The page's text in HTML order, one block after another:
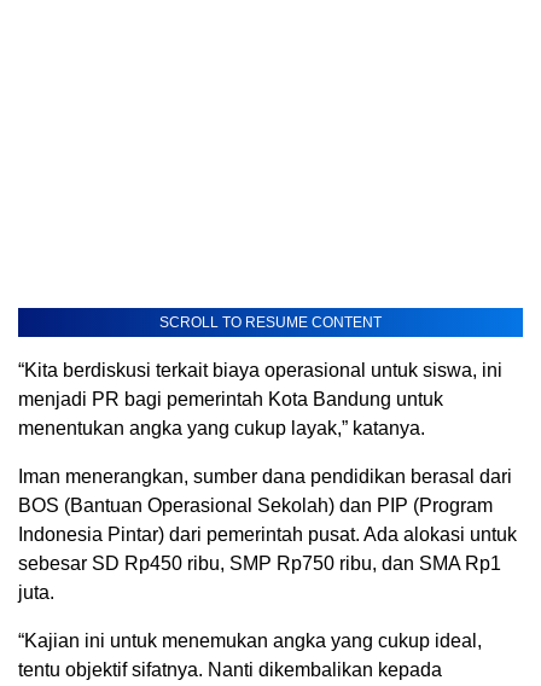
SCROLL TO RESUME CONTENT
“Kita berdiskusi terkait biaya operasional untuk siswa, ini
menjadi PR bagi pemerintah Kota Bandung untuk
menentukan angka yang cukup layak,” katanya.
Iman menerangkan, sumber dana pendidikan berasal dari
BOS (Bantuan Operasional Sekolah) dan PIP (Program
Indonesia Pintar) dari pemerintah pusat. Ada alokasi untuk
sebesar SD Rp450 ribu, SMP Rp750 ribu, dan SMA Rp1
juta.
“Kajian ini untuk menemukan angka yang cukup ideal,
tentu objektif sifatnya. Nanti dikembalikan kepada